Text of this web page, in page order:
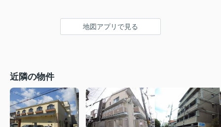
地図アプリで見る
近隣の物件